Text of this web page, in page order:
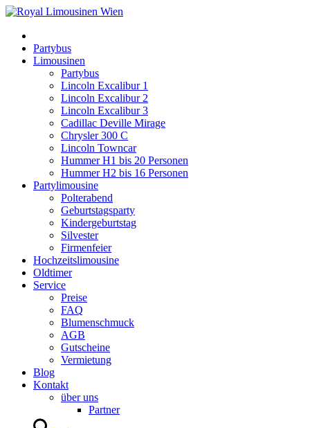
Partybus
Limousinen
Partybus
Lincoln Excalibur 1
Lincoln Excalibur 2
Lincoln Excalibur 3
Cadillac Deville Mirage
Chrysler 300 C
Lincoln Towncar
Hummer H1 bis 20 Personen
Hummer H2 bis 16 Personen
Partylimousine
Polterabend
Geburtstagsparty
Kindergeburtstag
Silvester
Firmenfeier
Hochzeitslimousine
Oldtimer
Service
Preise
FAQ
Blumenschmuck
AGB
Gutscheine
Vermietung
Blog
Kontakt
über uns
Partner